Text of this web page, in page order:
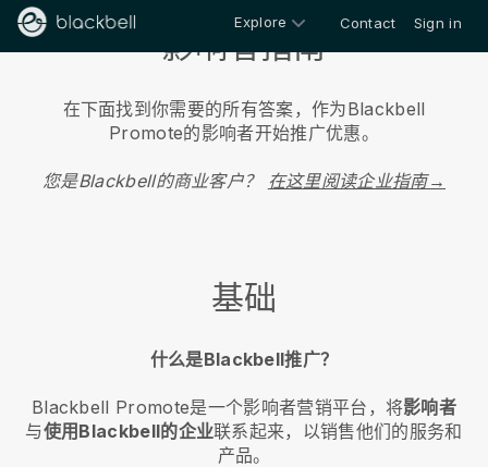
Explore Contact Sign in
影响者指南
在下面找到你需要的所有答案，作为Blackbell
Promote的影响者开始推广优惠。
您是Blackbell的商业客户？ 在这里阅读企业指南→
基础
什么是Blackbell推广？
Blackbell Promote是一个影响者营销平台，将影响者
与使用Blackbell的企业联系起来，以销售他们的服务和
产品。